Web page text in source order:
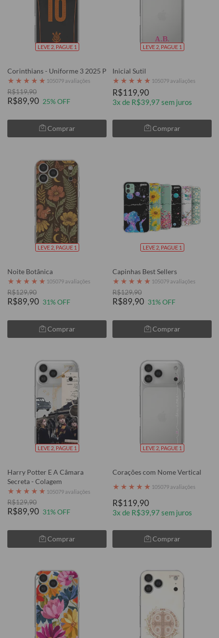
LEVE 2, PAGUE 1
Corinthians - Uniforme 3 2025 P
★ ★ ★ ★ ★ 105079 avaliações
R$119,90
R$89,90 25% OFF
Comprar
LEVE 2, PAGUE 1
Inicial Sutil
★ ★ ★ ★ ★ 105079 avaliações
R$119,90
3x de R$39,97 sem juros
Comprar
LEVE 2, PAGUE 1
Noite Botânica
★ ★ ★ ★ ★ 105079 avaliações
R$129,90
R$89,90 31% OFF
Comprar
LEVE 2, PAGUE 1
Capinhas Best Sellers
★ ★ ★ ★ ★ 105079 avaliações
R$129,90
R$89,90 31% OFF
Comprar
LEVE 2, PAGUE 1
Harry Potter E A Câmara
Secreta - Colagem
★ ★ ★ ★ ★ 105079 avaliações
R$129,90
R$89,90 31% OFF
Comprar
LEVE 2, PAGUE 1
Corações com Nome Vertical
★ ★ ★ ★ ★ 105079 avaliações
R$119,90
3x de R$39,97 sem juros
Comprar